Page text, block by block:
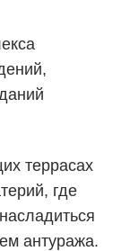
террасах
где
антуража.